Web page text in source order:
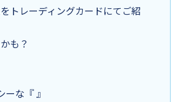
トレーディングカードにてご紹
も？
な『 』